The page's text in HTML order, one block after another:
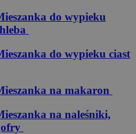
do wypieku
do wypieku ciast
na makaron
na naleśniki,